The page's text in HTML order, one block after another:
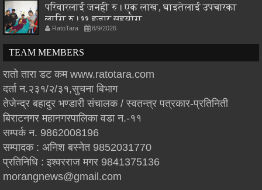
परिवारलाई जनही रु। एक लाख, घाइतेलाई उपचारका
लागि रु। ११ हजार सहयोग
RatoTara 8/9/2026
TEAM MEMBERS
रातो तारा डट कम www.ratotara.com
दर्ता न.२३१/२/३१,सुचना बिभाग
तेजेन्द्र बहादुर भण्डारी संचालक / स्वतन्त्र पत्रकार-प्रतिनिती
बिराटनगर महानगरपालिका वडा न.-११
सम्पर्क न. 9862008196
सम्पादक : अनिश बस्नेत 9852031770
प्रतिनिधि : इश्वरराज मगर 9841375136
morangnews@gmail.com